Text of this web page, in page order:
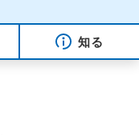
知る